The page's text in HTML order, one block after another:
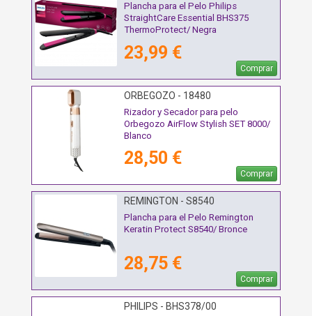
Plancha para el Pelo Philips
StraightCare Essential BHS375
ThermoProtect/ Negra
23,99 €
Comprar
ORBEGOZO - 18480
Rizador y Secador para pelo
Orbegozo AirFlow Stylish SET 8000/
Blanco
28,50 €
Comprar
REMINGTON - S8540
Plancha para el Pelo Remington
Keratin Protect S8540/ Bronce
28,75 €
Comprar
PHILIPS - BHS378/00